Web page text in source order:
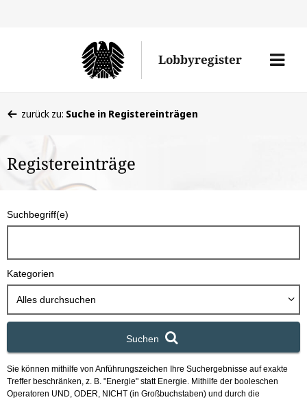
den
Lobbyregister
Menü
befinden
hier:
zurück zu: Suche in Registereinträgen
Registereinträge
u
h
b
x
Suchbegriff(e)
Kategorien
Alles durchsuchen
Suchen
Sie können mithilfe von Anführungszeichen Ihre Suchergebnisse auf exakte
Treffer beschränken, z. B. "Energie" statt Energie. Mithilfe der booleschen
Operatoren UND, ODER, NICHT (in Großbuchstaben) und durch die